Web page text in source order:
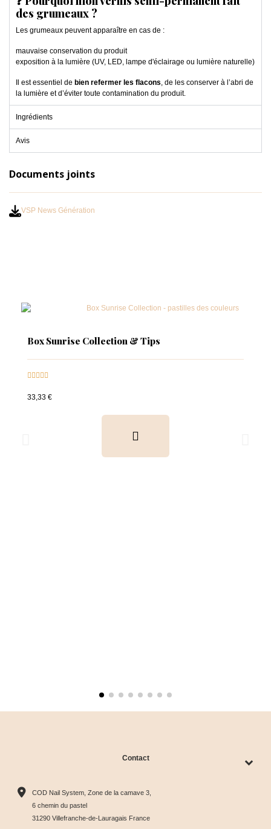
des grumeaux ?
Les grumeaux peuvent apparaître en cas de :
mauvaise conservation du produit
exposition à la lumière (UV, LED, lampe d'éclairage ou lumière naturelle)
Il est essentiel de bien refermer les flacons, de les conserver à l’abri de
la lumière et d’éviter toute contamination du produit.
Ingrédients
Avis
Documents joints
VSP News Génération
Box Sunrise Collection & Tips

33,33 €
Contact
COD Nail System, Zone de la camave 3,
6 chemin du pastel
31290 Villefranche-de-Lauragais France